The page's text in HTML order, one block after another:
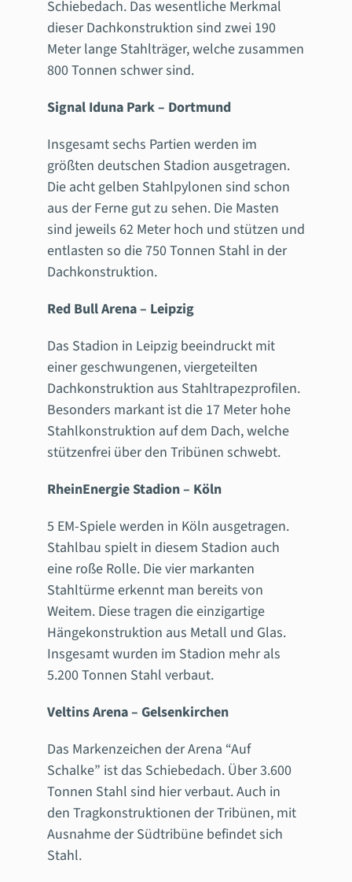
Schiebedach. Das wesentliche Merkmal
dieser Dachkonstruktion sind zwei 190
Meter lange Stahlträger, welche zusammen
800 Tonnen schwer sind.
Signal Iduna Park – Dortmund
Insgesamt sechs Partien werden im
größten deutschen Stadion ausgetragen.
Die acht gelben Stahlpylonen sind schon
aus der Ferne gut zu sehen. Die Masten
sind jeweils 62 Meter hoch und stützen und
entlasten so die 750 Tonnen Stahl in der
Dachkonstruktion.
Red Bull Arena – Leipzig
Das Stadion in Leipzig beeindruckt mit
einer geschwungenen, viergeteilten
Dachkonstruktion aus Stahltrapezprofilen.
Besonders markant ist die 17 Meter hohe
Stahlkonstruktion auf dem Dach, welche
stützenfrei über den Tribünen schwebt.
RheinEnergie Stadion – Köln
5 EM-Spiele werden in Köln ausgetragen.
Stahlbau spielt in diesem Stadion auch
eine roße Rolle. Die vier markanten
Stahltürme erkennt man bereits von
Weitem. Diese tragen die einzigartige
Hängekonstruktion aus Metall und Glas.
Insgesamt wurden im Stadion mehr als
5.200 Tonnen Stahl verbaut.
Veltins Arena – Gelsenkirchen
Das Markenzeichen der Arena “Auf
Schalke” ist das Schiebedach. Über 3.600
Tonnen Stahl sind hier verbaut. Auch in
den Tragkonstruktionen der Tribünen, mit
Ausnahme der Südtribüne befindet sich
Stahl.